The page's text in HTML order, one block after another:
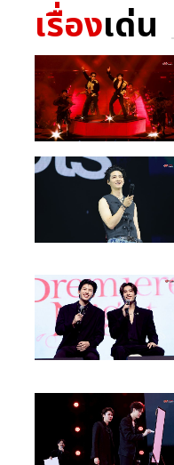
เรื่องเด่น